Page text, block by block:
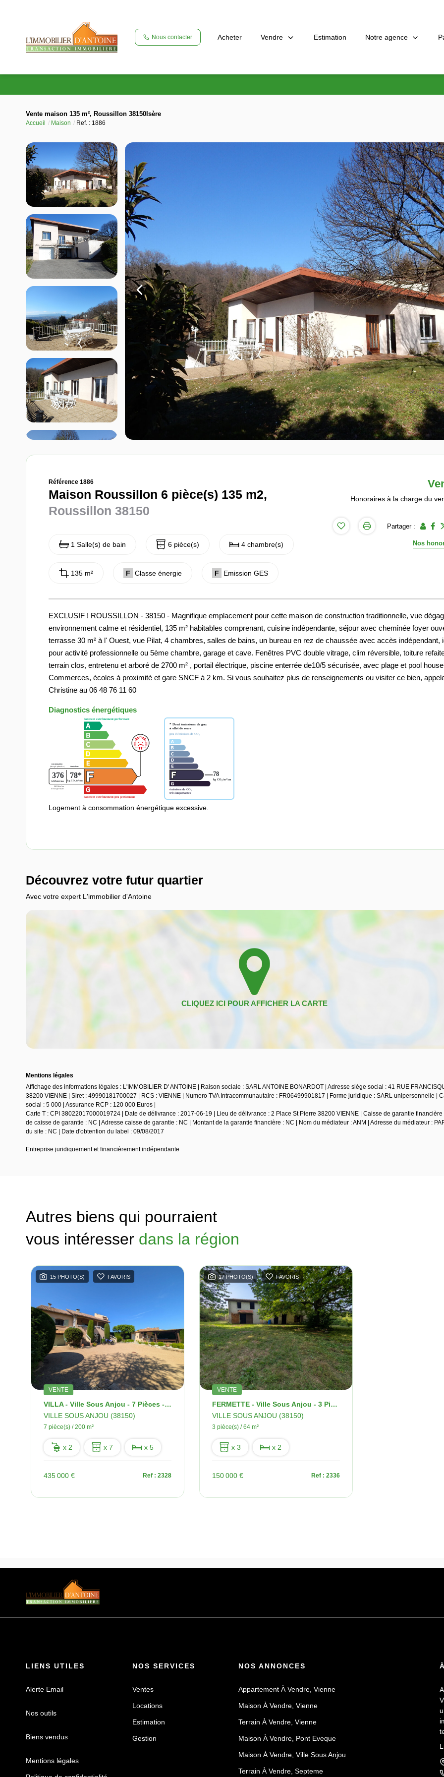
Nous contacter Acheter Vendre Estimation Notre agence
Vente maison 135 m², Roussillon 38150Isère
Accueil Maison Ref. : 1886
Référence 1886
Maison Roussillon 6 pièce(s) 135 m2,
Roussillon 38150
1 Salle(s) de bain 6 pièce(s) 4 chambre(s)
135 m² F Classe énergie F Emission GES
Honoraires à la charge du
Partager :
Nos
EXCLUSIF ! ROUSSILLON - 38150 - Magnifique emplacement pour cette maison de construction traditionnelle, vue
environnement calme et résidentiel, 135 m² habitables comprenant, cuisine indépendante, séjour avec cheminée foyer
terrasse 30 m² à l' Ouest, vue Pilat, 4 chambres, salles de bains, un bureau en rez de chaussée avec accès indépendant,
pour activité professionnelle ou 5ème chambre, garage et cave. Fenêtres PVC double vitrage, clim réversible, toiture
terrain clos, entretenu et arboré de 2700 m² , portail électrique, piscine enterrée de10/5 sécurisée, avec plage et pool
Commerces, écoles à proximité et gare SNCF à 2 km. Si vous souhaitez plus de renseignements ou visiter ce bien,
Christine au 06 48 76 11 60
Diagnostics énergétiques
Logement à consommation énergétique excessive.
Découvrez votre futur quartier
Avec votre expert L'immobilier d'Antoine
Mentions légales
Affichage des informations légales : L'IMMOBILIER D' ANTOINE | Raison sociale : SARL ANTOINE BONARDOT | Adresse siège social : 41 RUE
38200 VIENNE | Siret : 49990181700027 | RCS : VIENNE | Numero TVA Intracommunautaire : FR06499901817 | Forme juridique : SARL unipersonnelle |
social : 5 000 | Assurance RCP : 120 000 Euros |
Carte T : CPI 38022017000019724 | Date de délivrance : 2017-06-19 | Lieu de délivrance : 2 Place St Pierre 38200 VIENNE | Caisse de garantie financière
de caisse de garantie : NC | Adresse caisse de garantie : NC | Montant de la garantie financière : NC | Nom du médiateur : ANM | Adresse du médiateur :
du site : NC | Date d'obtention du label : 09/08/2017
Entreprise juridiquement et financièrement indépendante
Autres biens qui pourraient
vous intéresser dans la région
15 PHOTO(S) FAVORIS
VENTE
VILLA - Ville Sous Anjou - 7 Pièces - 200 M2
VILLE SOUS ANJOU (38150)
7 pièce(s) / 200 m²
x 2 x 7 x 5
435 000 € Ref : 2328
17 PHOTO(S) FAVORIS
VENTE
FERMETTE - Ville Sous Anjou - 3 Pièces - 64m2
VILLE SOUS ANJOU (38150)
3 pièce(s) / 64 m²
x 3 x 2
150 000 € Ref : 2336
LIENS UTILES
Alerte Email
Nos outils
Biens vendus
Mentions légales
NOS SERVICES
Ventes
Locations
Estimation
Gestion
NOS ANNONCES
Appartement À Vendre, Vienne
Maison À Vendre, Vienne
Terrain À Vendre, Vienne
Maison À Vendre, Pont Eveque
Maison À Vendre, Ville Sous Anjou
Terrain À Vendre, Septeme